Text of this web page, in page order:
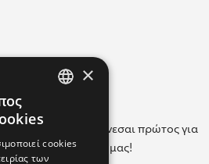
για να ενημερώνεσαι πρώτος για
προϊόντα μας!
×
cookies
των